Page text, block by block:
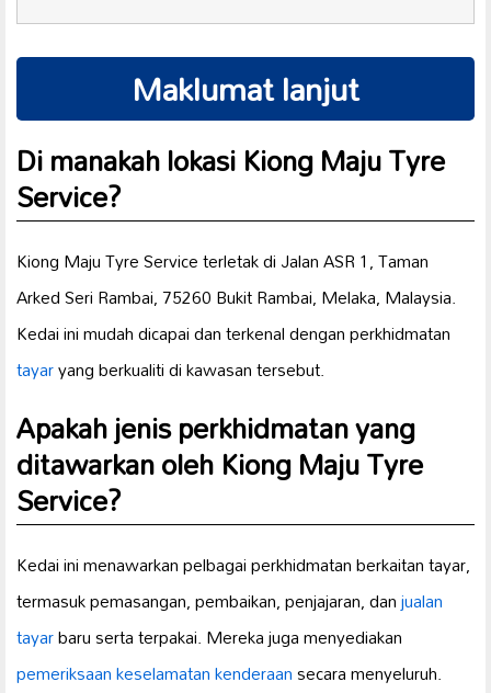
Maklumat lanjut
Di manakah lokasi Kiong Maju Tyre
Service?
Kiong Maju Tyre Service terletak di Jalan ASR 1, Taman
Arked Seri Rambai, 75260 Bukit Rambai, Melaka, Malaysia.
Kedai ini mudah dicapai dan terkenal dengan perkhidmatan
tayaryang berkualiti di kawasan tersebut.
Apakah jenis perkhidmatan yang
ditawarkan oleh Kiong Maju Tyre
Service?
Kedai ini menawarkan pelbagai perkhidmatan berkaitan tayar,
termasuk pemasangan, pembaikan, penjajaran, danjualan
tayarbaru serta terpakai. Mereka juga menyediakan
pemeriksaan keselamatan kenderaansecara menyeluruh.